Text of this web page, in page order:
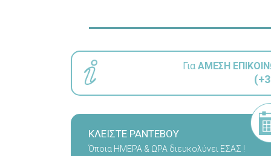
Για ΑΜΕΣΗ
ΚΛΕΙΣΤΕ ΡΑΝΤΕΒΟΥ
Όποια ΗΜΕΡΑ & ΩΡΑ διευκολύνει ΕΣΑΣ !